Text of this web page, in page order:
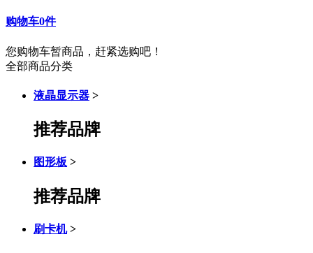
购物车0件
您购物车暂商品，赶紧选购吧！
全部商品分类
液晶显示器 >
推荐品牌
图形板 >
推荐品牌
刷卡机 >